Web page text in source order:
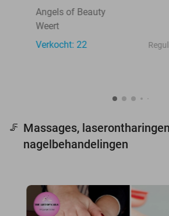
Angels of Beauty
Weert
Verkocht: 22
🦵 Massages,
nagelbehandelingen